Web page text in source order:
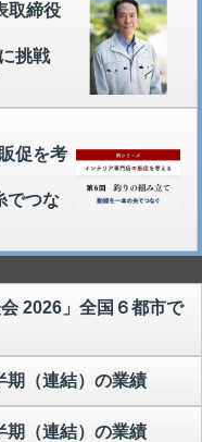
取締役
挑戦
促を考
でつな
2026」全国６都市で
（連結）の業績
（連結）の業績